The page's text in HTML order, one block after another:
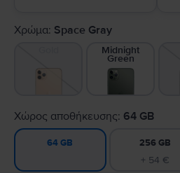
Χρώμα: Space Gray
Midnight
Green
Χώρος αποθήκευσης: 64 GB
64 GB 256 GB
+ 54 €